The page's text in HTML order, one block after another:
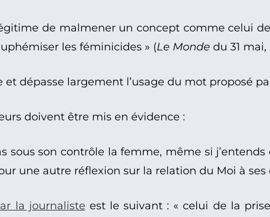
de malmener un concept comme celui
les féminicides » (Le Monde du 31 mai,
et dépasse largement l’usage du mot proposé
doivent être mis en évidence :
sous son contrôle la femme, même si
une autre réflexion sur la relation du Moi à
la journaliste est le suivant : « celui de la